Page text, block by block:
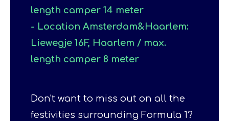
length camper 14 meter
- Location Amsterdam&Haarlem:
Liewegje 16F, Haarlem / max.
length camper 8 meter
Don't want to miss out on all the
festivities surrounding Formula 1?